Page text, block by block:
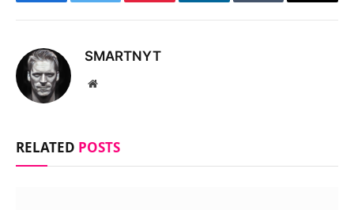
SMARTNYT
Website
RELATED POSTS